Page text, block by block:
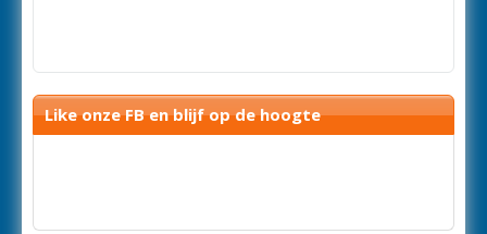
Like onze FB en blijf op de hoogte